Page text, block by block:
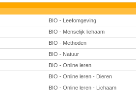
BIO - Leefomgeving
BIO - Menselijk lichaam
BIO - Methoden
BIO - Natuur
BIO - Online leren
BIO - Online leren - Dieren
BIO - Online leren - Lichaam